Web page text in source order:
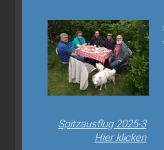
Spitzausflug 2025-3
Hier klicken